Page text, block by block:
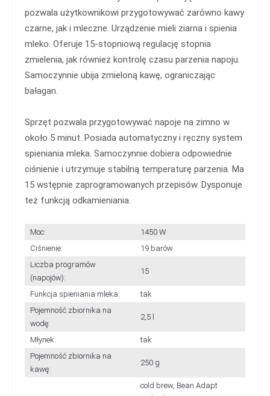
pozwala użytkownikowi przygotowywać zarówno kawy
czarne, jak i mleczne. Urządzenie mieli ziarna i spienia
mleko. Oferuje 15-stopniową regulację stopnia
zmielenia, jak również kontrolę czasu parzenia napoju.
Samoczynnie ubija zmieloną kawę, ograniczając
bałagan.
Sprzęt pozwala przygotowywać napoje na zimno w
około 5 minut. Posiada automatyczny i ręczny system
spieniania mleka. Samoczynnie dobiera odpowiednie
ciśnienie i utrzymuje stabilną temperaturę parzenia. Ma
15 wstępnie zaprogramowanych przepisów. Dysponuje
też funkcją odkamieniania.
Moc:
1450 W
Ciśnienie:
19 barów
Liczba programów
(napojów):
15
Funkcja spieniania mleka:
tak
Pojemność zbiornika na
wodę:
2,5 l
Młynek:
tak
Pojemność zbiornika na
kawę:
250 g
cold brew, Bean Adapt